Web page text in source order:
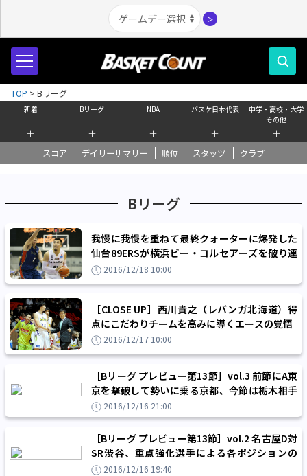
＞
新着
＋
Bリーグ
＋
NBA
＋
バスケ日本代表
＋
中学・高校・大学
その他
＋
スコア デイリーサマリー 順位 スタッツ クラブ
TOP > Bリーグ
Bリーグ
我慢に我慢を重ねて最終クォーターに爆発した
仙台89ERSが横浜ビー・コルセアーズを破り連
敗ストップ
2016/12/18 10:00
［CLOSE UP］西川貴之（レバンガ北海道）得
点にこだわりチームを高みに導くエースの覚悟
2016/12/17 10:00
［Bリーグ プレビュー第13節］vol.3 前節にA東
京を撃破して勢いに乗る京都、今節は栃木相手
に『アップセット』を狙う
2016/12/16 21:00
［Bリーグ プレビュー第13節］vol.2 名古屋D対
SR渋谷、重点強化選手による各ポジションの
『ガチンコ』マッチアップに期待
2016/12/16 19:40